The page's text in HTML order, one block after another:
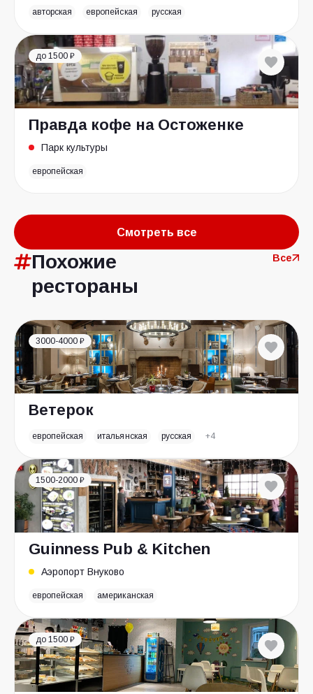
авторская европейская русская
до 1500 ₽
Правда кофе на Остоженке
Парк культуры
европейская
Смотреть все
Похожие
рестораны
Все
3000-4000 ₽
Ветерок
европейская итальянская русская +4
1500-2000 ₽
Guinness Pub & Kitchen
Аэропорт Внуково
европейская американская
до 1500 ₽